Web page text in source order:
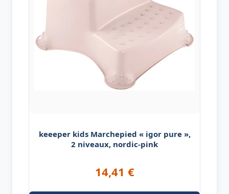
keeeper kids Marchepied « igor pure »,
2 niveaux, nordic-pink
14,41 €